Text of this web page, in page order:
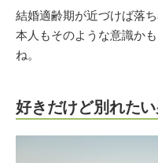
結婚適齢期が近づけば落
本人もそのような意識か
ね。
好きだけど別れた